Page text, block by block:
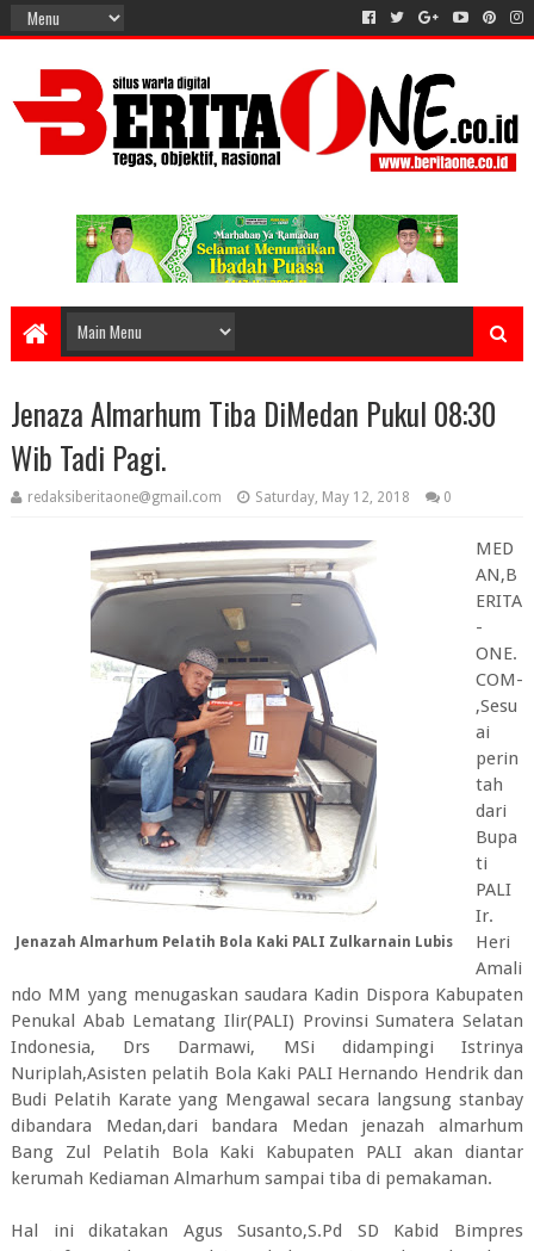
Jenaza Almarhum Tiba DiMedan Pukul 08:30
Wib Tadi Pagi.
redaksiberitaone@gmail.com Saturday, May 12, 2018 0
Jenazah Almarhum Pelatih Bola Kaki PALI Zulkarnain Lubis
MED
AN,B
ERITA
-
ONE.
COM-
,Sesu
ai
perin
tah
dari
Bupa
ti
PALI
Ir.
Heri
Amali
ndo MM yang menugaskan saudara Kadin Dispora Kabupaten
Penukal Abab Lematang Ilir(PALI) Provinsi Sumatera Selatan
Indonesia, Drs Darmawi, MSi didampingi Istrinya
Nuriplah,Asisten pelatih Bola Kaki PALI Hernando Hendrik dan
Budi Pelatih Karate yang Mengawal secara langsung stanbay
dibandara Medan,dari bandara Medan jenazah almarhum
Bang Zul Pelatih Bola Kaki Kabupaten PALI akan diantar
kerumah Kediaman Almarhum sampai tiba di pemakaman.
Hal ini dikatakan Agus Susanto,S.Pd SD Kabid Bimpres